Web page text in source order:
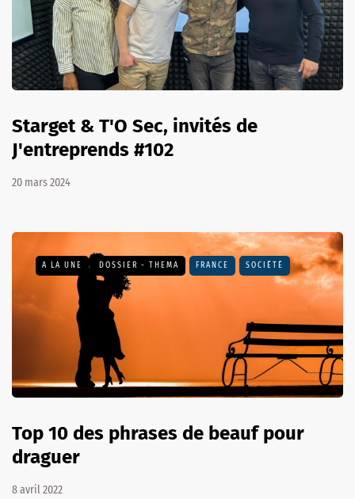
Starget & T'O Sec, invités de
J'entreprends #102
20 mars 2024
A LA UNE DOSSIER - THEMA FRANCE SOCIÉTÉ
Top 10 des phrases de beauf pour
draguer
8 avril 2022